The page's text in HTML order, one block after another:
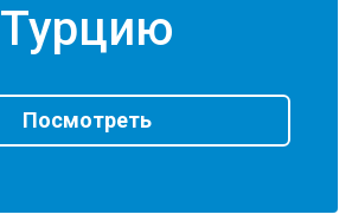
Турцию
Посмотреть